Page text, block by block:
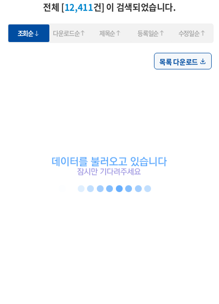
전체 [12,411건] 이 검색되었습니다.
조회순 다운로드순 제목순 등록일순 수정일순
목록 다운로드